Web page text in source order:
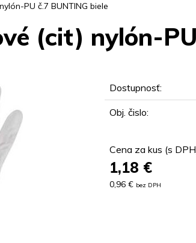
PU č.7 BUNTING biele
(cit) nylón-
Dostupnosť:
Obj. čislo:
Cena za kus (s
1,18 €
0,96 € bez DPH